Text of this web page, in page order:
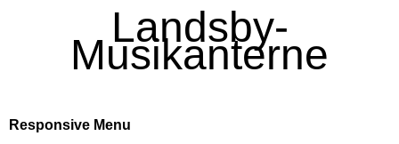
Landsby-
Musikanterne
Responsive Menu